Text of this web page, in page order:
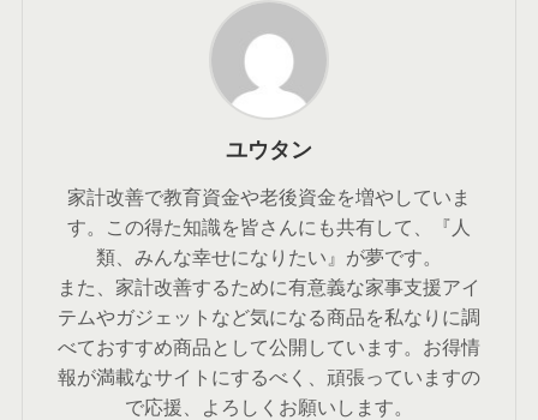
ユウタン
家計改善で教育資金や老後資金を増やしていま
す。この得た知識を皆さんにも共有して、『人
類、みんな幸せになりたい』が夢です。
また、家計改善するために有意義な家事支援アイ
テムやガジェットなど気になる商品を私なりに調
べておすすめ商品として公開しています。お得情
報が満載なサイトにするべく、頑張っていますの
で応援、よろしくお願いします。